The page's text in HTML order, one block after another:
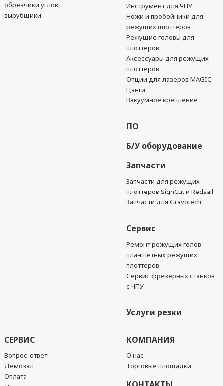
обрезчики углов,
вырубщики
Инструмент для ЧПУ
Ножи и пробойники для
режущих плоттеров
Режущие головы для
плоттеров
Аксессуары для режущих
плоттеров
Опции для лазеров MAGIC
Цанги
Вакуумное крепление
ПО
Б/У оборудование
Запчасти
Запчасти для режущих
плоттеров SignCut и Redsail
Запчасти для Gravotech
Сервис
Ремонт режущих голов
планшетных режущих
плоттеров
Сервис фрезерных станков
с ЧПУ
Услуги резки
СЕРВИС
Вопрос-ответ
Демозал
Оплата
КОМПАНИЯ
О нас
Торговые площадки